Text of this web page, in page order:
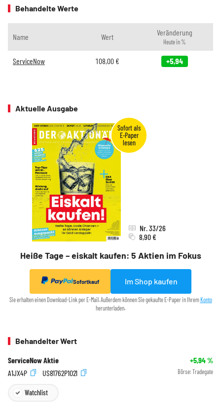
Behandelte Werte
Name Wert Veränderung
Heute in %
ServiceNow 108,00 € +5,94
Aktuelle Ausgabe
Heiße Tage – eiskalt kaufen: 5 Aktien im Fokus
Nr. 33/26
8,90 €
Sofortkauf Im Shop kaufen
Sie erhalten einen Download-Link per E-Mail. Außerdem können Sie gekaufte E-Paper in Ihrem Konto
herunterladen.
Behandelter Wert
ServiceNow Aktie +5,94%
A1JX4P
US81762P1021 Börse: Tradegate
Watchlist